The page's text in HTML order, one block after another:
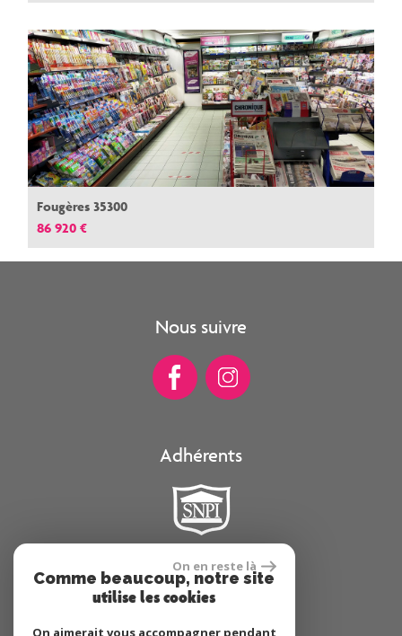
Fougères 35300
86 920 €
Nous suivre
Adhérents
Se connecter
On en reste là
Comme beaucoup, notre site
utilise les cookies
On aimerait vous accompagner pendant